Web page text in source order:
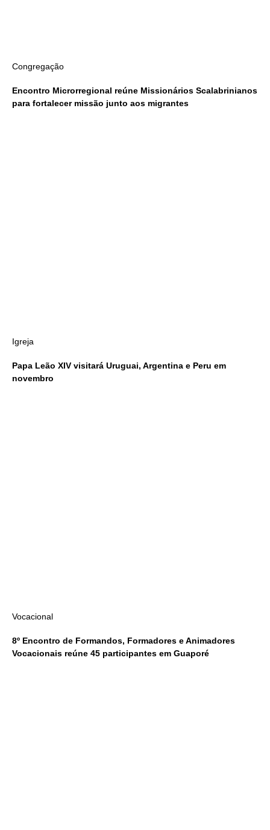
Congregação
Encontro Microrregional reúne Missionários Scalabrinianos
para fortalecer missão junto aos migrantes
Igreja
Papa Leão XIV visitará Uruguai, Argentina e Peru em
novembro
Vocacional
8º Encontro de Formandos, Formadores e Animadores
Vocacionais reúne 45 participantes em Guaporé